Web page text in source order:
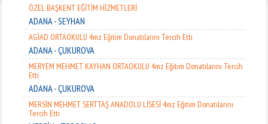
ÖZEL BAŞKENT EĞİTİM HİZMETLERİ
ADANA - SEYHAN
AGİAD ORTAOKULU 4mz Eğitim Donatılarını Tercih Etti
ADANA - ÇUKUROVA
MERYEM MEHMET KAYHAN ORTAOKULU 4mz Eğitim Donatılarını Tercih
Etti
ADANA - ÇUKUROVA
MERSİN MEHMET SERTTAŞ ANADOLU LİSESİ 4mz Eğitim Donatılarını
Tercih Etti